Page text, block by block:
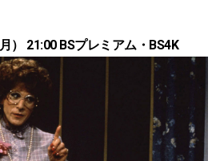
） 21:00 BSプレミアム・BS4K